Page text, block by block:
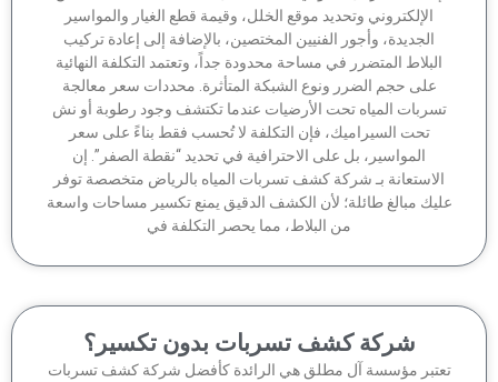
الإلكتروني وتحديد موقع الخلل، وقيمة قطع الغيار والمواسير
الجديدة، وأجور الفنيين المختصين، بالإضافة إلى إعادة تركيب
البلاط المتضرر في مساحة محدودة جداً، وتعتمد التكلفة النهائية
على حجم الضرر ونوع الشبكة المتأثرة. محددات سعر معالجة
المياه تحت الأرضيات عندما تكتشف وجود رطوبة أو نش
تحت السيراميك، فإن التكلفة لا تُحسب فقط بناءً على سعر
المواسير، بل على الاحترافية في تحديد “نقطة الصفر”. إن
بـ شركة كشف تسربات المياه بالرياض متخصصة توفر
مبالغ طائلة؛ لأن الكشف الدقيق يمنع تكسير مساحات واسعة
من البلاط، مما يحصر التكلفة في
شركة كشف تسربات بدون تكسير؟
مؤسسة آل مطلق هي الرائدة كأفضل شركة كشف تسربات